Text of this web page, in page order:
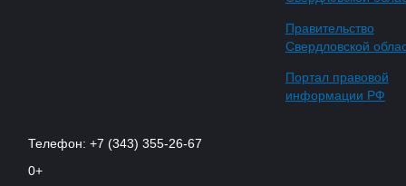
Правительство
Свердловской
Портал правовой
информации РФ
Телефон: +7 (343) 355-26-67
0+